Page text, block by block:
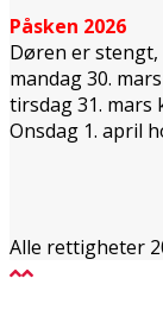
Påsken 2026
Døren er
mandag 30.
tirsdag 31. mars
Onsdag 1. april
Alle rettigheter